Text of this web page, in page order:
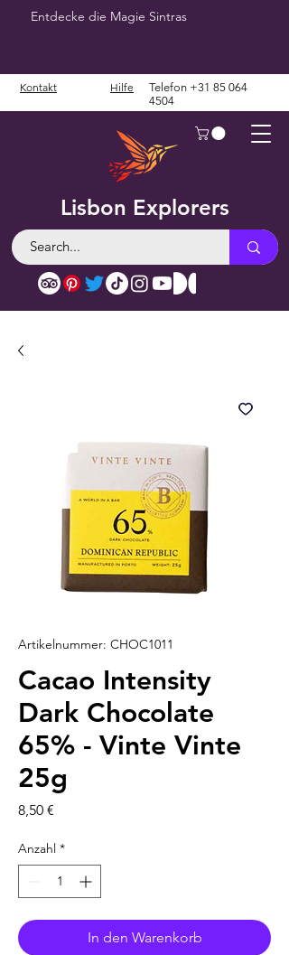
Entdecke die Magie Sintras
Lisbon Explorers
Kontakt Hilfe Telefon +31 85 064
4504
Artikelnummer: CHOC1011
Cacao Intensity
Dark Chocolate
65% - Vinte Vinte
25g
8,50 €
Anzahl *
In den Warenkorb